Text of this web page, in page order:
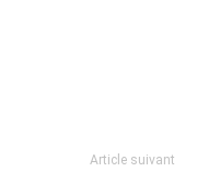
Article suivant